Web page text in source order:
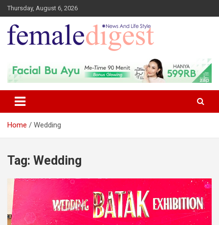
Thursday, August 6, 2026
Female Digest
Home Wedding
Tag: Wedding